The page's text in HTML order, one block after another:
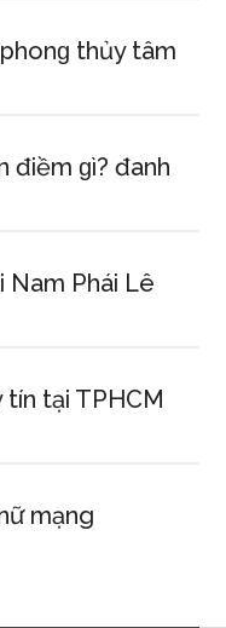
thủy tâm
điềm ɡì? đanh
Nam Phái Lê
tín tại TPHCM
mạng